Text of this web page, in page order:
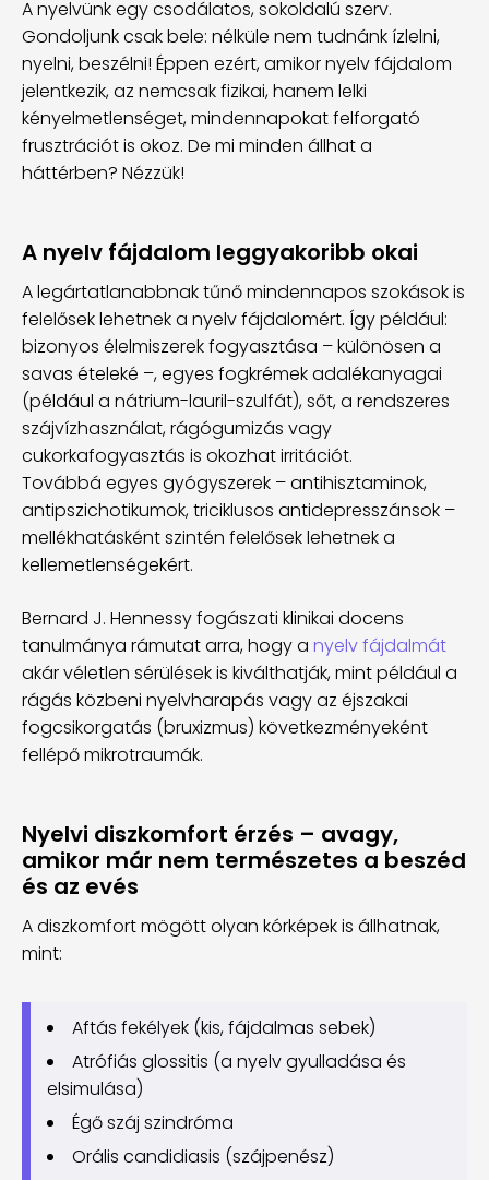
A nyelvünk egy csodálatos, sokoldalú szerv.
Gondoljunk csak bele: nélküle nem tudnánk ízlelni,
nyelni, beszélni! Éppen ezért, amikor nyelv fájdalom
jelentkezik, az nemcsak fizikai, hanem lelki
kényelmetlenséget, mindennapokat felforgató
frusztrációt is okoz. De mi minden állhat a
háttérben? Nézzük!
A nyelv fájdalom leggyakoribb okai
A legártatlanabbnak tűnő mindennapos szokások is
felelősek lehetnek a nyelv fájdalomért. Így például:
bizonyos élelmiszerek fogyasztása – különösen a
savas ételeké –, egyes fogkrémek adalékanyagai
(például a nátrium-lauril-szulfát), sőt, a rendszeres
szájvízhasználat, rágógumizás vagy
cukorkafogyasztás is okozhat irritációt.
Továbbá egyes gyógyszerek – antihisztaminok,
antipszichotikumok, triciklusos antidepresszánsok –
mellékhatásként szintén felelősek lehetnek a
kellemetlenségekért.
Bernard J. Hennessy fogászati klinikai docens
tanulmánya rámutat arra, hogy a nyelv fájdalmát
akár véletlen sérülések is kiválthatják, mint például a
rágás közbeni nyelvharapás vagy az éjszakai
fogcsikorgatás (bruxizmus) következményeként
fellépő mikrotraumák.
Nyelvi diszkomfort érzés – avagy,
amikor már nem természetes a beszéd
és az evés
A diszkomfort mögött olyan kórképek is állhatnak,
mint:
Aftás fekélyek (kis, fájdalmas sebek)
Atrófiás glossitis (a nyelv gyulladása és
elsimulása)
Égő száj szindróma
Orális candidiasis (szájpenész)